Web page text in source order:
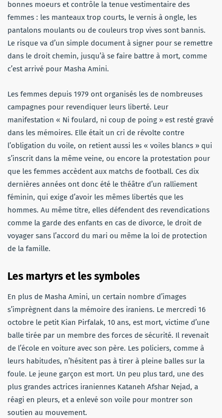
bonnes moeurs et contrôle la tenue vestimentaire des
femmes : les manteaux trop courts, le vernis à ongle, les
pantalons moulants ou de couleurs trop vives sont bannis.
Le risque va d’un simple document à signer pour se remettre
dans le droit chemin, jusqu’à se faire battre à mort, comme
c’est arrivé pour Masha Amini.
Les femmes depuis 1979 ont organisés les de nombreuses
campagnes pour revendiquer leurs liberté. Leur
manifestation « Ni foulard, ni coup de poing » est resté gravé
dans les mémoires. Elle était un cri de révolte contre
l’obligation du voile, on retient aussi les « voiles blancs » qui
s’inscrit dans la même veine, ou encore la protestation pour
que les femmes accèdent aux matchs de football. Ces dix
dernières années ont donc été le théâtre d’un ralliement
féminin, qui exige d’avoir les mêmes libertés que les
hommes. Au même titre, elles défendent des revendications
comme la garde des enfants en cas de divorce, le droit de
voyager sans l’accord du mari ou même la loi de protection
de la famille.
Les martyrs et les symboles
En plus de Masha Amini, un certain nombre d’images
s’imprègnent dans la mémoire des iraniens. Le mercredi 16
octobre le petit Kian Pirfalak, 10 ans, est mort, victime d’une
balle tirée par un membre des forces de sécurité. Il revenait
de l’école en voiture avec son père. Les policiers, comme à
leurs habitudes, n’hésitent pas à tirer à pleine balles sur la
foule. Le jeune garçon est mort. Un peu plus tard, une des
plus grandes actrices iraniennes Kataneh Afshar Nejad, a
réagi en pleurs, et a enlevé son voile pour montrer son
soutien au mouvement.